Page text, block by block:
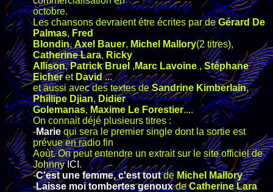
octobre.
Les chansons devraient étre écrites par deGérard De
Palmas,Fred
Blondin,Axel Bauer,Michel Mallory(2 titres),
Catherine Lara,Ricky
Allison,Patrick Bruel,Marc Lavoine,Stéphane
Eicheret David...
et aussi avec des textes deSandrine Kimberlain,
Phillipe Djian,Didier
Golemanas,Maxime Le Forestier....
On connait déjé plusieurs titres :
-Mariequi sera le premier single dont la sortie est
prévue en radio fin
Aoùt. On peut entendre un extrait sur le site officiel de
JohnnyICI .
-C'est une femme, c'est toutdeMichel Mallory
-Laisse moi tombertes genouxdeCatherine Lara